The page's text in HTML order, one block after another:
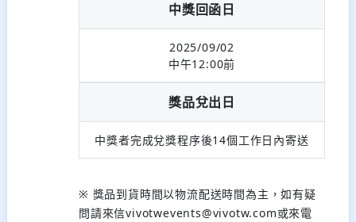
中獎回函日
2025/09/02
中午12:00前
獎品兌出日
中獎者完成兌獎程序後14個工作日內寄送
※ 獎品到貨時間以物流配送時間為主，如有疑
問請來信vivotwevents@vivotw.com或來電